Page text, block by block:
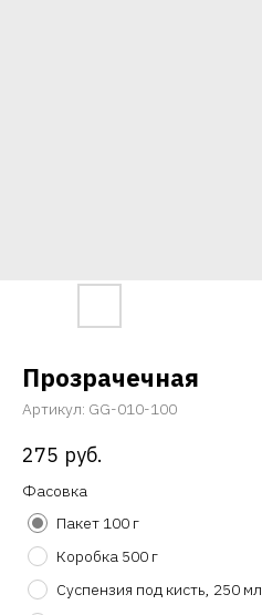
Прозрачечная
Артикул: GG-010-100
275 руб.
Фасовка
Пакет 100 г
Коробка 500 г
Суспензия под кисть, 250 мл